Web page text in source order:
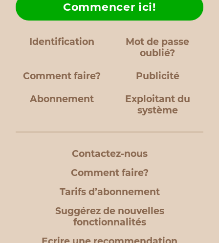
Identification
Mot de passe
oublié?
Comment faire?
Commencer ici!
Publicité
Abonnement
Exploitant du
système
Contactez-nous
Comment faire?
Tarifs d’abonnement
Suggérez de nouvelles
fonctionnalités